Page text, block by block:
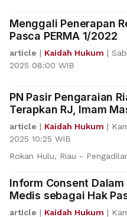
Menggali Penerapan
Pasca PERMA 1/2022
article | Kaidah Hukum |
2025 08:00 WIB
PN Pasir Pengaraian
Terapkan RJ, Imam
Pidana Bersyarat
article | Kaidah Hukum |
2025 10:25 WIB
Rokan Hulu, Riau -
Inform Consent
Medis sebagai Hak
article | Kaidah Hukum |